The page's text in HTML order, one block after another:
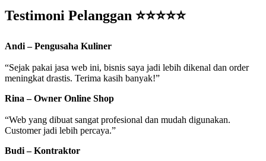
Testimoni Pelanggan ⭐⭐⭐⭐⭐
Andi – Pengusaha Kuliner
“Sejak pakai jasa web ini, bisnis saya jadi lebih dikenal dan order
meningkat drastis. Terima kasih banyak!”
Rina – Owner Online Shop
“Web yang dibuat sangat profesional dan mudah digunakan.
Customer jadi lebih percaya.”
Budi – Kontraktor